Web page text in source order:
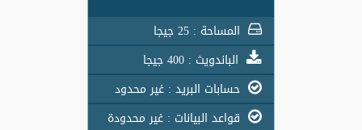
المساحة : 25 جيجا
الباندويث : 400 جيجا
حسابات البريد : غير محدود
قواعد البيانات : غير محدودة